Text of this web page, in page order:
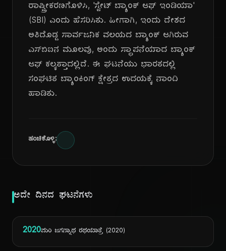
ರಾಷ್ಟ್ರೀಕರಣಗೊಳಿಸಿ, 'ಸ್ಟೇಟ್ ಬ್ಯಾಂಕ್ ಆಫ್ ಇಂಡಿಯಾ'
(SBI) ಎಂದು ಹೆಸರಿಸಿತು. ಹೀಗಾಗಿ, ಇಂದು ದೇಶದ
ಅತಿದೊಡ್ಡ ಸಾರ್ವಜನಿಕ ವಲಯದ ಬ್ಯಾಂಕ್ ಆಗಿರುವ
ಎಸ್‌ಬಿಐನ ಮೂಲವು, ಅಂದು ಸ್ಥಾಪನೆಯಾದ ಬ್ಯಾಂಕ್
ಆಫ್ ಕಲ್ಕತ್ತಾದಲ್ಲಿದೆ. ಈ ಘಟನೆಯು ಭಾರತದಲ್ಲಿ
ಸಂಘಟಿತ ಬ್ಯಾಂಕಿಂಗ್ ಕ್ಷೇತ್ರದ ಉದಯಕ್ಕೆ ನಾಂದಿ
ಹಾಡಿತು.
ಹಂಚಿಕೊಳ್ಳಿ:
ಅದೇ ದಿನದ ಘಟನೆಗಳು
2020ಪುರಿ ಜಗನ್ನಾಥ ರಥಯಾತ್ರೆ (2020)